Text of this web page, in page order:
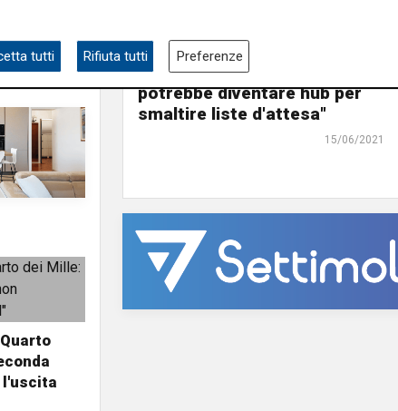
l'uscita
l'ipotesi
Toti: "L'ospedale di Albenga
potrebbe diventare hub per
smaltire liste d'attesa"
15/06/2021
tutti Rifiuta tutti Preferenze